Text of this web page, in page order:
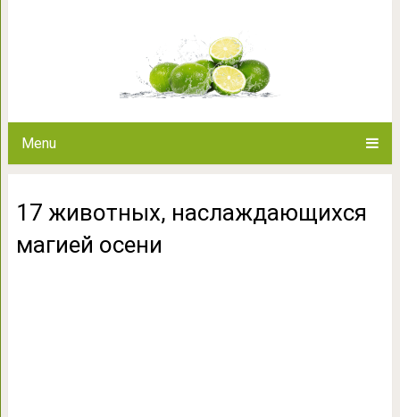
Menu
17 животных, наслаждающихся
магией осени